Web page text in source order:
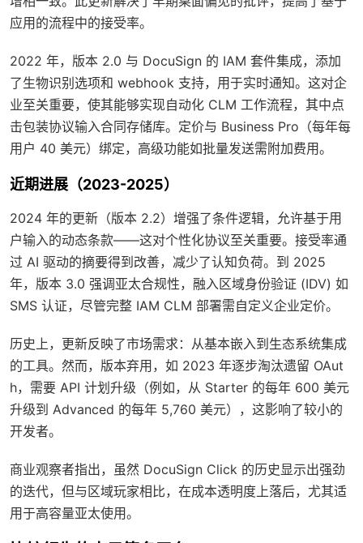
应用的流程中的接受率。
2022 年，版本 2.0 与 DocuSign 的 IAM 套件集成，添加
了生物识别选项和 webhook 支持，用于实时通知。这对企
业至关重要，使其能够实现自动化 CLM 工作流程，其中点
击包装协议输入合同存储库。定价与 Business Pro（每年每
用户 40 美元）绑定，高级功能如批量发送需附加费用。
近期进展（2023-2025）
2024 年的更新（版本 2.2）增强了条件逻辑，允许基于用
户输入的动态条款——这对个性化协议至关重要。接受率通
过 AI 驱动的摘要得到改善，减少了认知负荷。到 2025
年，版本 3.0 强调亚太合规性，融入区域身份验证 (IDV) 如
SMS 认证，尽管完整 IAM CLM 部署需自定义企业定价。
历史上，更新反映了市场需求：从基本嵌入到生态系统集成
的工具。然而，版本弃用，如 2023 年逐步淘汰遗留 OAut
h，需要 API 计划升级（例如，从 Starter 的每年 600 美元
升级到 Advanced 的每年 5,760 美元），这影响了较小的
开发者。
商业观察者指出，虽然 DocuSign Click 的历史显示出强劲
的迭代，但与区域玩家相比，在成本透明度上落后，尤其适
用于高容量亚太使用。